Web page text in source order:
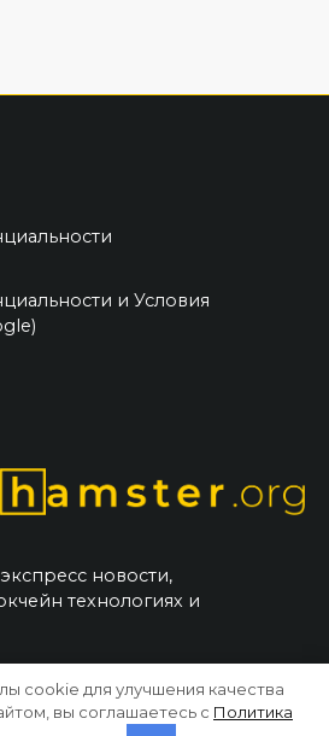
и Условия
новости,
технологиях и
cookie для улучшения качества
вы соглашаетесь с Политика